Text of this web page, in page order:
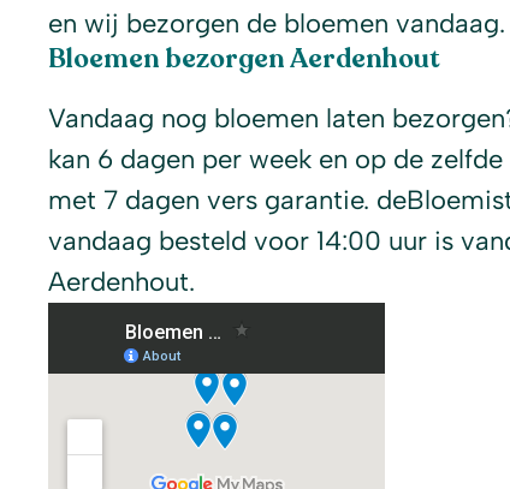
en wij bezorgen de bloemen vandaag.
Bloemen bezorgen Aerdenhout
Vandaag nog bloemen laten
kan 6 dagen per week en op de
met 7 dagen vers garantie.
vandaag besteld voor 14:00 uur is
Aerdenhout.